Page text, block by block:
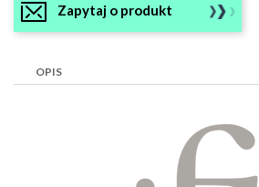
Zapytaj o produkt
OPIS